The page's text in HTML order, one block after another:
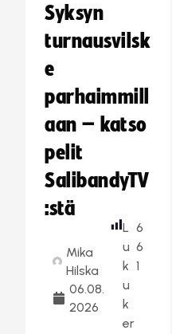
Syksyn
turnausvilsk
e
parhaimmill
aan – katso
pelit
SalibandyTV
:stä
Mika
Hilska
06.08.
2026
L
u
k
u
k
er
6
6
1